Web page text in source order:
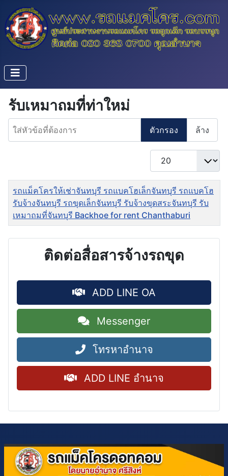
รับเหมาถมที่ท่าใหม่
ใส่หัวข้อที่ต้องการ
ตัวกรอง ล้าง
แสดง #
ชื่อ
รถแม็คโครให้เช่าจันทบุรี รถแบคโฮเล็กจันทบุรี รถแบคโฮ
รับจ้างจันทบุรี รถขุดเล็กจันทบุรี รับจ้างขุดสระจันทบุรี รับ
เหมาถมที่จันทบุรี Backhoe for rent Chanthaburi
ติดต่อสื่อสารจ้างรถขุด
ADD LINE OA
Messenger
โทรหาอำนาจ
ADD LINE อำนาจ